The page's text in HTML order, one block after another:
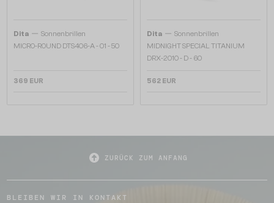
Dita — Sonnenbrillen
MICRO-ROUND DTS406-A - 01 - 50
369 EUR
Dita — Sonnenbrillen
MIDNIGHT SPECIAL TITANIUM
DRX-2010 - D - 60
562 EUR
ZURÜCK ZUM ANFANG
BLEIBEN WIR IN KONTAKT